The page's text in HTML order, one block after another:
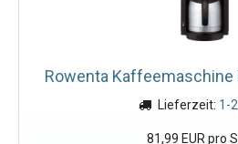
Rowenta Kaffeemaschine
Lieferzeit: 1-
81,99 EUR pro